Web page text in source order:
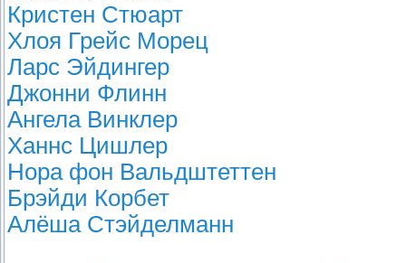
Кристен Стюарт
Хлоя Грейс Морец
Ларс Эйдингер
Джонни Флинн
Ангела Винклер
Ханнс Цишлер
Нора фон Вальдштеттен
Брэйди Корбет
Алёша Стэйделманн